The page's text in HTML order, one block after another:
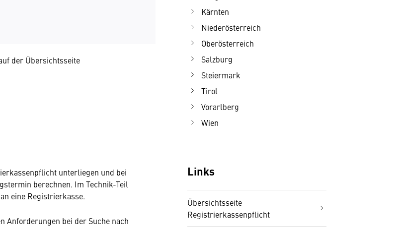
der Übersichtsseite
unterliegen und bei
berechnen. Im Technik-Teil
eine Registrierkasse.
Anforderungen bei der Suche nach
Kärnten
Niederösterreich
Oberösterreich
Salzburg
Steiermark
Tirol
Vorarlberg
Wien
Links
Übersichtsseite
Registrierkassenpflicht